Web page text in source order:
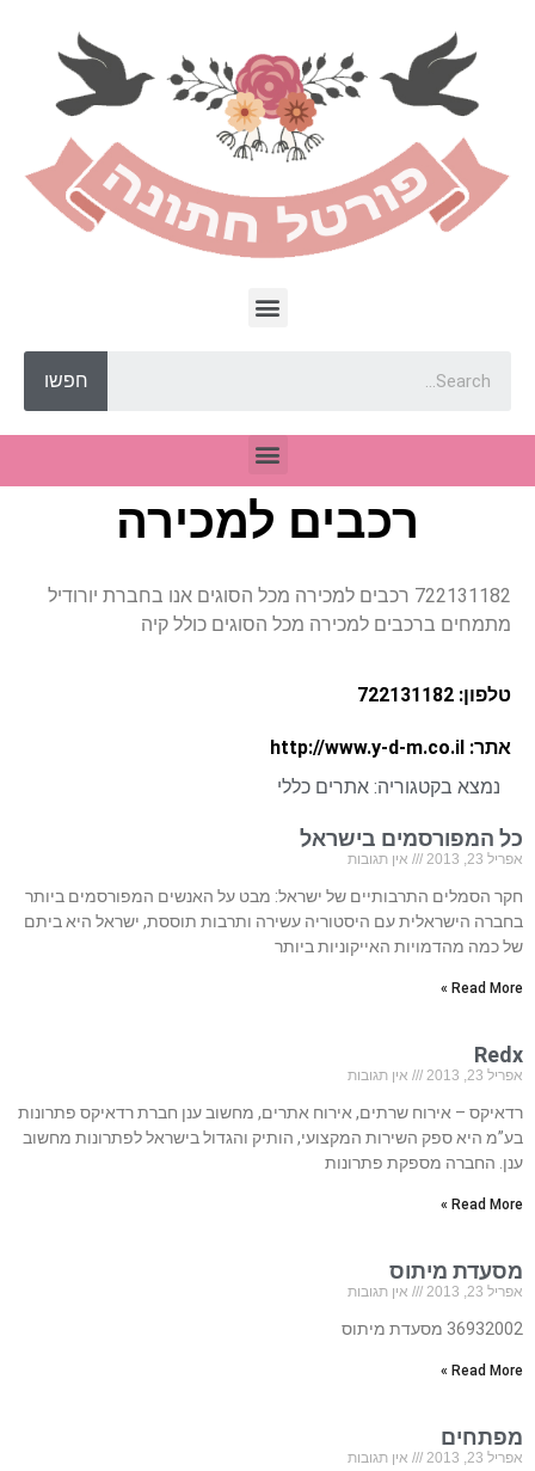
חפשו
רכבים למכירה
722131182 רכבים למכירה מכל הסוגים אנו בחברת יורודיל
מתמחים ברכבים למכירה מכל הסוגים כולל קיה
טלפון: 722131182
אתר: http://www.y-d-m.co.il
נמצא בקטגוריה: אתרים כללי
כל המפורסמים בישראל
אפריל 23, 2013 אין תגובות
חקר הסמלים התרבותיים של ישראל: מבט על האנשים המפורסמים ביותר
בחברה הישראלית עם היסטוריה עשירה ותרבות תוססת, ישראל היא ביתם
של כמה מהדמויות האייקוניות ביותר
Read More »
Redx
אפריל 23, 2013 אין תגובות
רדאיקס – אירוח שרתים, אירוח אתרים, מחשוב ענן חברת רדאיקס פתרונות
בע”מ היא ספק השירות המקצועי, הותיק והגדול בישראל לפתרונות מחשוב
ענן. החברה מספקת פתרונות
Read More »
מסעדת מיתוס
אפריל 23, 2013 אין תגובות
36932002 מסעדת מיתוס
Read More »
מפתחים
אפריל 23, 2013 אין תגובות